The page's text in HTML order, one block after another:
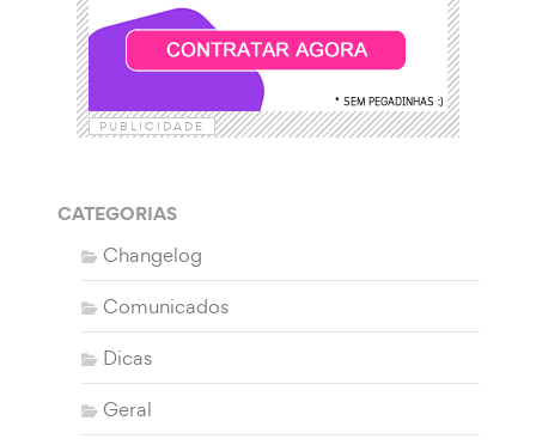
PUBLICIDADE
CATEGORIAS
Changelog
Comunicados
Dicas
Geral